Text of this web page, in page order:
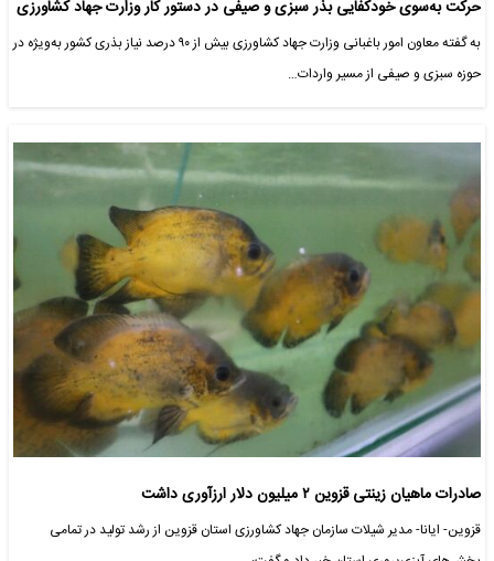
حرکت به‌سوی خودکفایی بذر سبزی و صیفی در دستور کار وزارت جهاد کشاورزی
به گفته معاون امور باغبانی وزارت جهاد کشاورزی بیش از ۹۰ درصد نیاز بذری کشور به‌ویژه در
حوزه سبزی و صیفی از مسیر واردات…
صادرات ماهیان زینتی قزوین ۲ میلیون دلار ارزآوری داشت
قزوین- ایانا- مدیر شیلات سازمان جهاد کشاورزی استان قزوین از رشد تولید در تمامی